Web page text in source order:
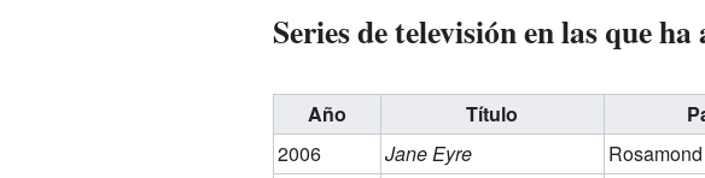
Series de televisión en las que
Año Título
2006
Jane Eyre